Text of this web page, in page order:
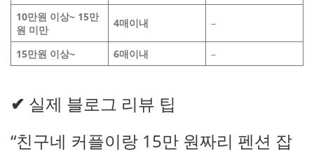
10만원 이상~ 15만
원 미만
4매이내 –
15만원 이상~ 6매이내 –
✔ 실제 블로그 리뷰 팁
“친구네 커플이랑 15만 원짜리 펜션 잡